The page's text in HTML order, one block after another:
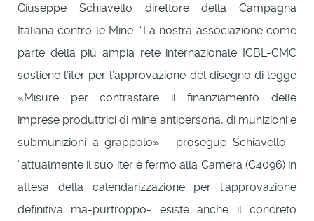
Giuseppe Schiavello direttore della Campagna
Italiana contro le Mine. “La nostra associazione come
parte della più ampia rete internazionale ICBL-CMC
sostiene l’iter per l’approvazione del disegno di legge
«Misure per contrastare il finanziamento delle
imprese produttrici di mine antipersona, di munizioni e
submunizioni a grappolo» - prosegue Schiavello -
“attualmente il suo iter è fermo alla Camera (C4096) in
attesa della calendarizzazione per l’approvazione
definitiva ma-purtroppo- esiste anche il concreto